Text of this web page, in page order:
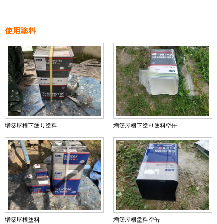
使用塗料
増築屋根下塗り塗料 増築屋根下塗り塗料空缶
増築屋根塗料 増築屋根塗料空缶